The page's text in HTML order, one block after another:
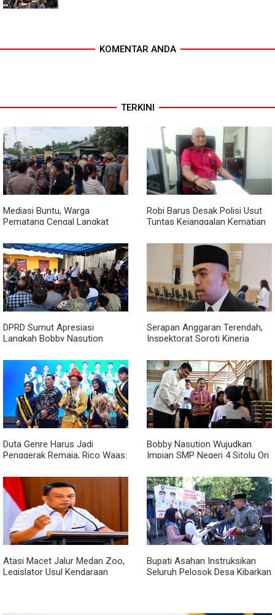
KOMENTAR ANDA
TERKINI
Mediasi Buntu, Warga
Pematang Cengal Langkat
Robi Barus Desak Polisi Usut
Tuntas Kejanggalan Kematian
Minta Otopsi Ulang
DPRD Sumut Apresiasi
Langkah Bobby Nasution
Dinilai Percepat Pembangunan
Serapan Anggaran Terendah,
Inspektorat Soroti Kinerja
Duta Genre Harus Jadi
Penggerak Remaja, Rico Waas:
Acara
Bobby Nasution Wujudkan
Impian SMP Negeri 4 Sitolu Ori
Atasi Macet Jalur Medan Zoo,
Legislator Usul Kendaraan
Bupati Asahan Instruksikan
Seluruh Pelosok Desa Kibarkan